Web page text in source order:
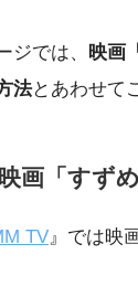
ジでは、 映画
法とあわせて
映画「すず
TV』では映